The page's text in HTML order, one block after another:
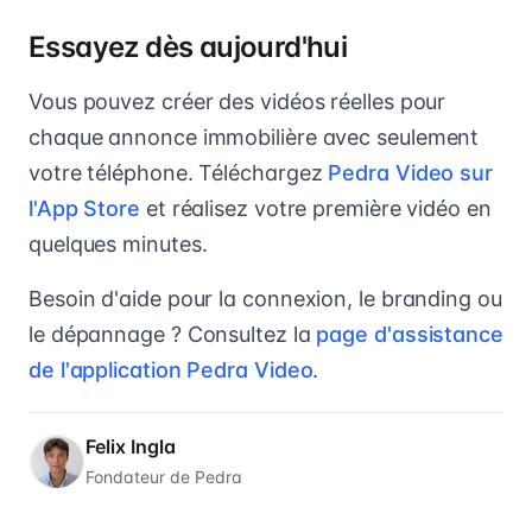
Essayez dès aujourd'hui
Vous pouvez créer des vidéos réelles pour
chaque annonce immobilière avec seulement
votre téléphone. Téléchargez Pedra Video sur
l'App Store et réalisez votre première vidéo en
quelques minutes.
Besoin d'aide pour la connexion, le branding ou
le dépannage ? Consultez la page d'assistance
de l'application Pedra Video.
Felix Ingla
Fondateur de Pedra